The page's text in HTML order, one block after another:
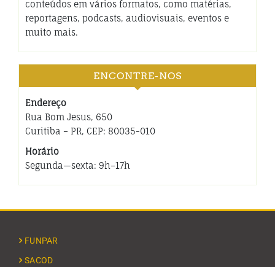
conteúdos em vários formatos, como matérias,
reportagens, podcasts, audiovisuais, eventos e
muito mais.
ENCONTRE-NOS
Endereço
Rua Bom Jesus, 650
Curitiba – PR, CEP: 80035-010
Horário
Segunda—sexta: 9h–17h
FUNPAR
SACOD